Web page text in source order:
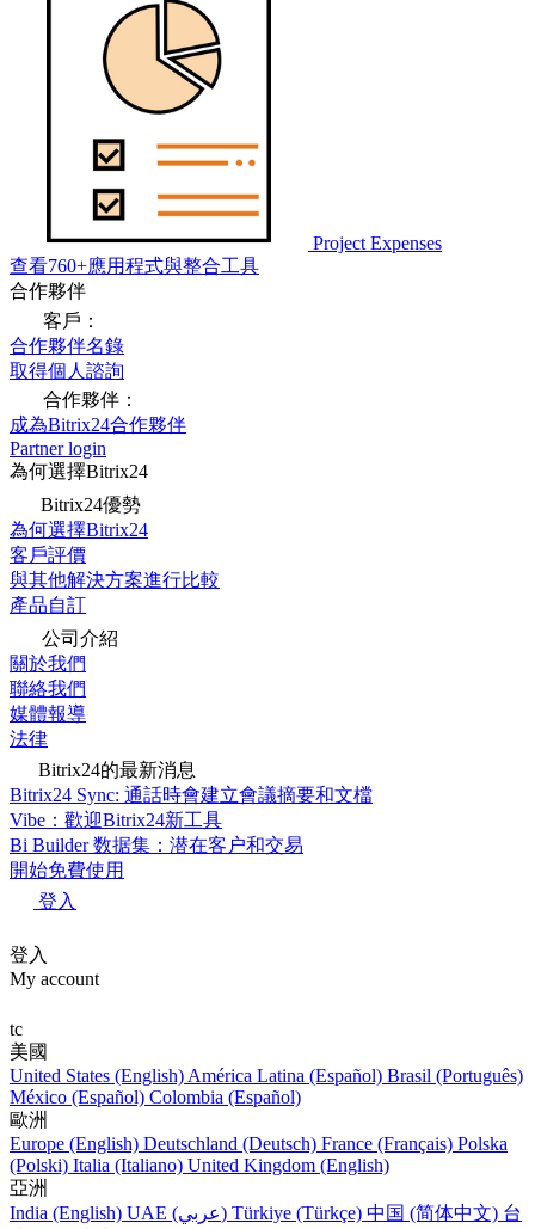
Project Expenses
查看760+應用程式與整合工具
合作夥伴
客戶：
合作夥伴名錄
取得個人諮詢
合作夥伴：
成為Bitrix24合作夥伴
Partner login
為何選擇Bitrix24
Bitrix24優勢
為何選擇Bitrix24
客戶評價
與其他解決方案進行比較
產品自訂
公司介紹
關於我們
聯絡我們
媒體報導
法律
Bitrix24的最新消息
Bitrix24 Sync: 通話時會建立會議摘要和文檔
Vibe：歡迎Bitrix24新工具
Bi Builder 数据集：潜在客户和交易
開始免費使用
登入
登入
My account
tc
美國
United States (English) América Latina (Español) Brasil (Português)
México (Español) Colombia (Español)
歐洲
Europe (English) Deutschland (Deutsch) France (Français) Polska
(Polski) Italia (Italiano) United Kingdom (English)
亞洲
India (English)
UAE (عربي) Türkiye (Türkçe) 中国 (简体中文) 台